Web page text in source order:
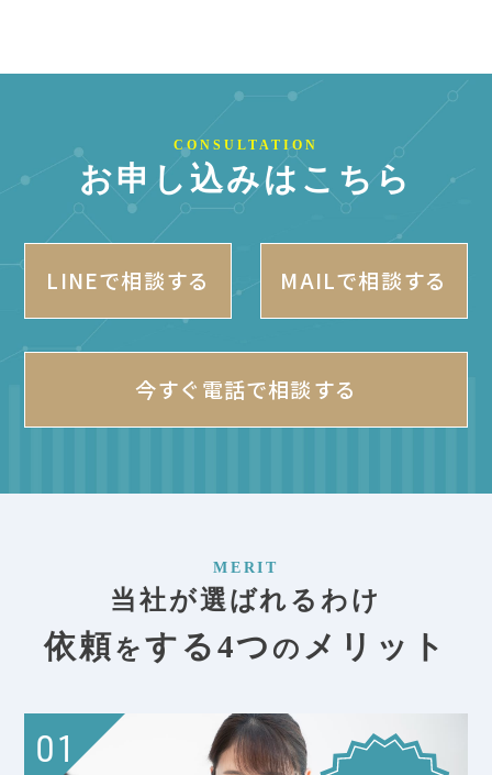
CONSULTATION
お申し込みはこちら
LINEで相談する MAILで相談する
今すぐ電話で相談する
MERIT
当社が選ばれるわけ
依頼をする4つ の メリット
01